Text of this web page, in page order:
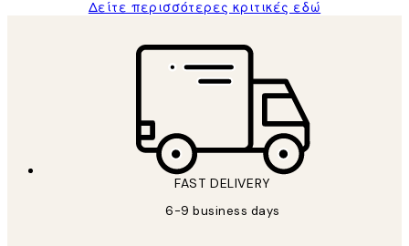
Δείτε περισσότερες κριτικές εδώ
FAST DELIVERY
6-9 business days